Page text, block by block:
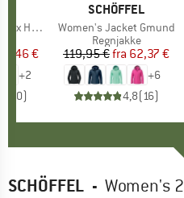
Pocket
pris
€
+2
0)
MÆRKE
SCHÖFFEL
Artikel
Women's Jacket Gmund
Produktgruppe
Regnjakke
Pris
119,95 € Nedsat pris
fra 62,37 €
+6
4,8(16)
SCHÖFFEL - Women's